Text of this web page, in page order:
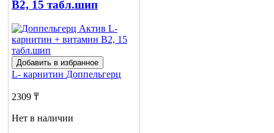
B2, 15 табл.шип
Добавить в избранное
L- карнитин Доппельгерц
2309 ₸
Нет в наличии